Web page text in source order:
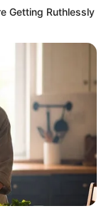
Getting Ruthlessly